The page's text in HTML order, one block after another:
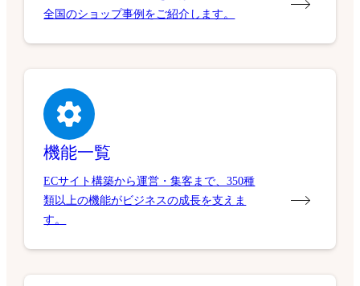
全国のショップ事例をご紹介します。
機能一覧
ECサイト構築から運営・集客まで、350種
類以上の機能がビジネスの成長を支えま
す。